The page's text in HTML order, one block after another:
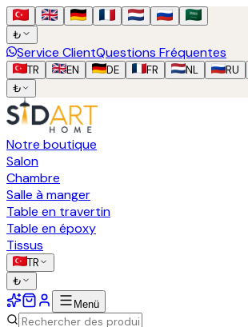
₺
Service ClientQuestions Fréquentes
TR EN DE FR NL RU
₺
Notre boutique
Salon
Chambre
Salle à manger
Table en travertin
Table en époxy
Tissus
TR
₺
Menü